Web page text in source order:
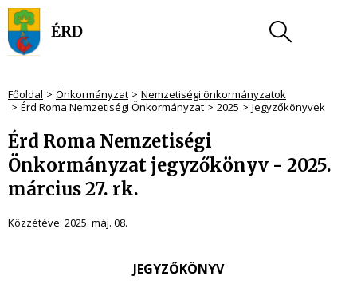
Főoldal Önkormányzat
Nemzetiségi önkormányzatok
Érd Roma Nemzetiségi Önkormányzat
2025 Jegyzőkönyvek
Érd Roma Nemzetiségi
Önkormányzat jegyzőkönyv - 2025.
március 27. rk.
Közzétéve: 2025. máj. 08.
JEGYZŐKÖNYV